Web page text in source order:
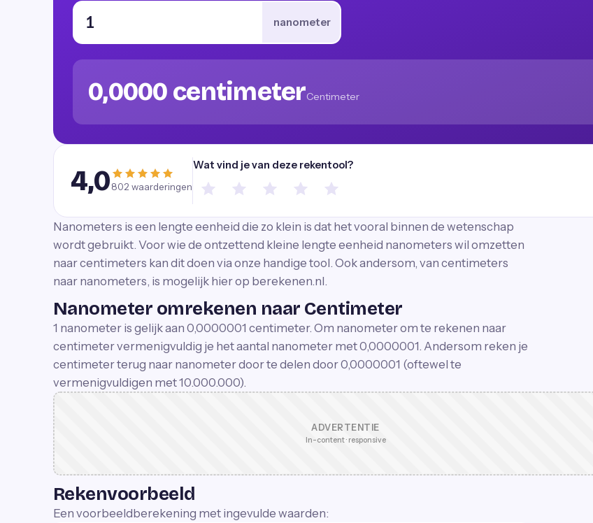
nanometer
0,0000 centimeterCentimeter
4,0802 waarderingen
Wat vind je van deze rekentool?
Nanometers is een lengte eenheid die zo klein is dat het vooral binnen de wetenschap
wordt gebruikt. Voor wie de ontzettend kleine lengte eenheid nanometers wil omzetten
naar centimeters kan dit doen via onze handige tool. Ook andersom, van centimeters
naar nanometers, is mogelijk hier op berekenen.nl.
Nanometer omrekenen naar Centimeter
1 nanometer is gelijk aan 0,0000001 centimeter. Om nanometer om te rekenen naar
centimeter vermenigvuldig je het aantal nanometer met 0,0000001. Andersom reken je
centimeter terug naar nanometer door te delen door 0,0000001 (oftewel te
vermenigvuldigen met 10.000.000).
ADVERTENTIE
In-content · responsive
Rekenvoorbeeld
Een voorbeeldberekening met ingevulde waarden: